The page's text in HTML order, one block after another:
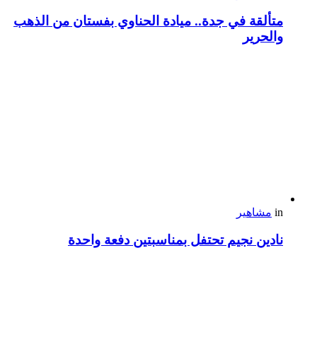
متألقة في جدة.. ميادة الحناوي بفستان من الذهب
والحرير
in مشاهير
نادين نجيم تحتفل بمناسبتين دفعة واحدة